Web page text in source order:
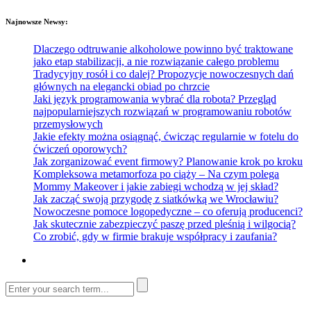
Najnowsze Newsy:
Dlaczego odtruwanie alkoholowe powinno być traktowane
jako etap stabilizacji, a nie rozwiązanie całego problemu
Tradycyjny rosół i co dalej? Propozycje nowoczesnych dań
głównych na elegancki obiad po chrzcie
Jaki język programowania wybrać dla robota? Przegląd
najpopularniejszych rozwiązań w programowaniu robotów
przemysłowych
Jakie efekty można osiągnąć, ćwicząc regularnie w fotelu do
ćwiczeń oporowych?
Jak zorganizować event firmowy? Planowanie krok po kroku
Kompleksowa metamorfoza po ciąży – Na czym polega
Mommy Makeover i jakie zabiegi wchodzą w jej skład?
Jak zacząć swoją przygodę z siatkówką we Wrocławiu?
Nowoczesne pomoce logopedyczne – co oferują producenci?
Jak skutecznie zabezpieczyć paszę przed pleśnią i wilgocią?
Co zrobić, gdy w firmie brakuje współpracy i zaufania?